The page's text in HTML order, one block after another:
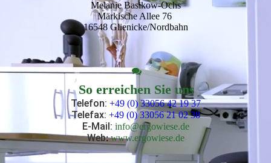
Melanie Basikow-Ochs
Märkische Allee 76
16548 Glienicke/Nordbahn
So erreichen Sie uns
Telefon: +49 (0) 33056 42 19 37
Telefax: +49 (0) 33056 21 02 38
E-Mail : info@ergowiese.de
Web:www.ergowiese.de